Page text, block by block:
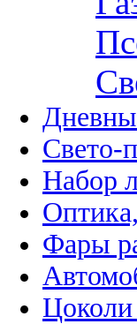
Свето-
Набор
Фары